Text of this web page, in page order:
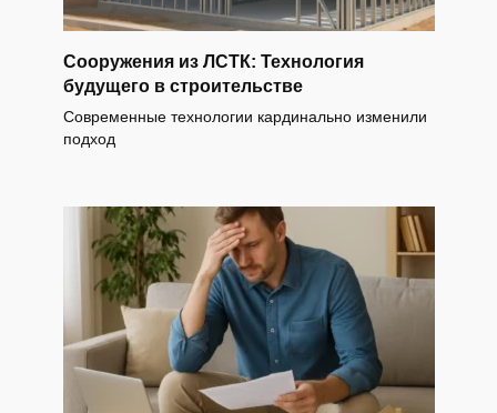
Сооружения из ЛСТК: Технология
будущего в строительстве
Современные технологии кардинально изменили
подход